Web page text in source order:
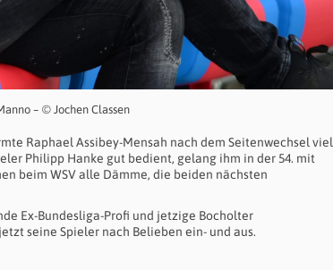
– © Jochen Classen
Raphael Assibey-Mensah nach dem Seitenwechsel viel
Philipp Hanke gut bedient, gelang ihm in der 54. mit
beim WSV alle Dämme, die beiden nächsten
Ex-Bundesliga-Profi und jetzige Bocholter
seine Spieler nach Belieben ein- und aus.